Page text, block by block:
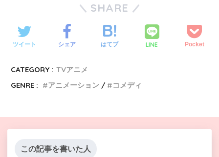
SHARE
ツイート シェア はてブ LINE Pocket
CATEGORY : TVアニメ
GENRE :
アニメーション コメディ
この記事を書いた人